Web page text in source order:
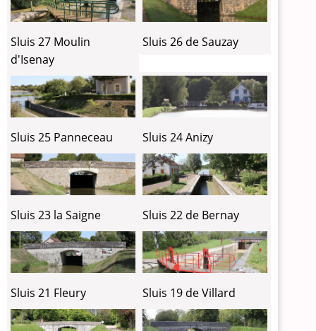
Sluis 27 Moulin
d'Isenay
Sluis 26 de Sauzay
Sluis 25 Panneceau Sluis 24 Anizy
Sluis 23 la Saigne Sluis 22 de Bernay
Sluis 21 Fleury Sluis 19 de Villard